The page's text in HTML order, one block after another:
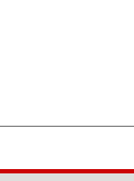
与分层分类培训
党委重点培训、
、以用促学，实